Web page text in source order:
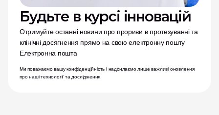
Будьте в курсі інновацій
Отримуйте останні новини про прориви в протезуванні та
клінічні досягнення прямо на свою електронну пошту
Електронна пошта
Ми поважаємо вашу конфіденційність і надсилаємо лише важливі оновлення
про наші технології та дослідження.